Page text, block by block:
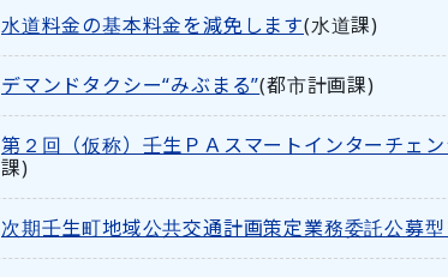
水道料金の基本料金を減免します(水道課)
デマンドタクシー“みぶまる”(都市計画課)
第２回（仮称）壬生ＰＡスマートインターチェ
課)
次期壬生町地域公共交通計画策定業務委託公募